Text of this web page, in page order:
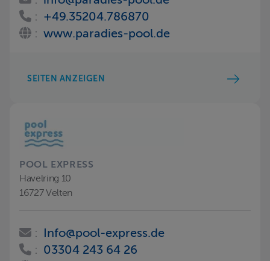
: +49.35204.786870
: www.paradies-pool.de
SEITEN ANZEIGEN
POOL EXPRESS
Havelring 10
16727 Velten
:
Info@pool-express.de
: 03304 243 64 26